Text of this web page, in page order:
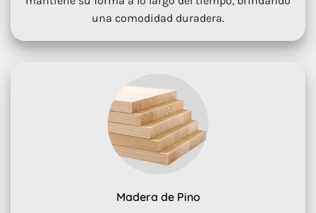
una comodidad duradera.
Madera de Pino